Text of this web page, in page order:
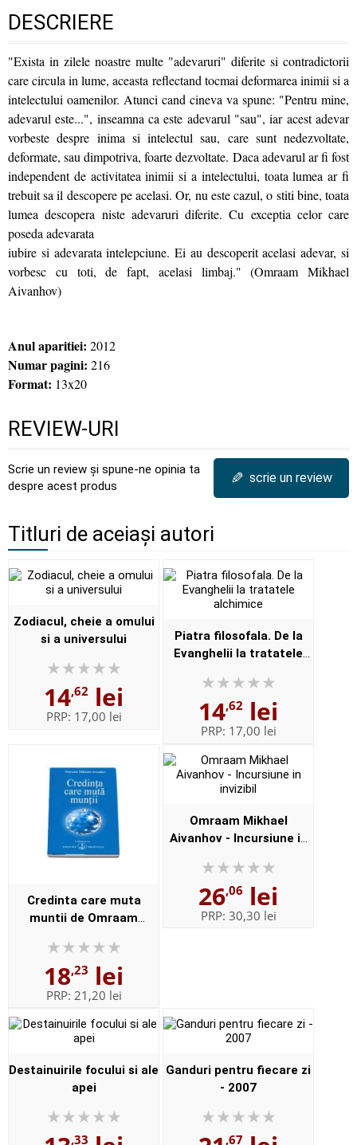
DESCRIERE
"Exista in zilele noastre multe "adevaruri" diferite si contradictorii
care circula in lume, aceasta reflectand tocmai deformarea inimii si a
intelectului oamenilor. Atunci cand cineva va spune: "Pentru mine,
adevarul este...", inseamna ca este adevarul "sau", iar acest adevar
vorbeste despre inima si intelectul sau, care sunt nedezvoltate,
deformate, sau dimpotriva, foarte dezvoltate. Daca adevarul ar fi fost
independent de activitatea inimii si a intelectului, toata lumea ar fi
trebuit sa il descopere pe acelasi. Or, nu este cazul, o stiti bine, toata
lumea descopera niste adevaruri diferite. Cu exceptia celor care
poseda adevarata
iubire si adevarata intelepciune. Ei au descoperit acelasi adevar, si
vorbesc cu toti, de fapt, acelasi limbaj." (Omraam Mikhael
Aivanhov)
Anul aparitiei: 2012
Numar pagini: 216
Format: 13x20
REVIEW-URI
Scrie un review și spune-ne opinia ta
despre acest produs
✎ scrie un review
Titluri de aceiași autori
Zodiacul, cheie a omului
si a universului
14,62 lei
PRP: 17,00 lei
Piatra filosofala. De la
Evanghelii la tratatele
14,62 lei
PRP: 17,00 lei
Credinta care muta
muntii de Omraam
18,23 lei
PRP: 21,20 lei
Omraam Mikhael
Aivanhov - Incursiune in
26,06 lei
PRP: 30,30 lei
Destainuirile focului si ale
apei
,33
Ganduri pentru fiecare zi
- 2007
,67